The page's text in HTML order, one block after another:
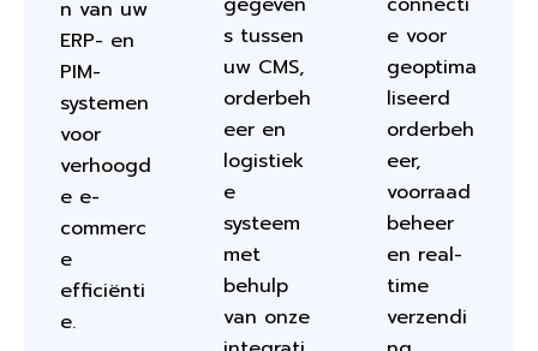
n van uw
ERP- en
PIM-
systemen
voor
verhoogd
e e-
commerc
e
efficiënti
e.
s tussen
uw CMS,
orderbeh
eer en
logistiek
e
systeem
met
behulp
van onze
e voor
geoptima
liseerd
orderbeh
eer,
voorraad
beheer
en real-
time
verzendi